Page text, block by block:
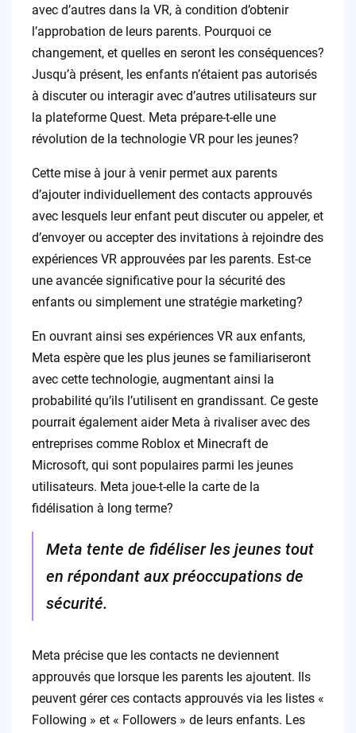
avec d’autres dans la VR, à condition d’obtenir
l’approbation de leurs parents. Pourquoi ce
changement, et quelles en seront les conséquences?
Jusqu’à présent, les enfants n’étaient pas autorisés
à discuter ou interagir avec d’autres utilisateurs sur
la plateforme Quest. Meta prépare-t-elle une
révolution de la technologie VR pour les jeunes?
Cette mise à jour à venir permet aux parents
d’ajouter individuellement des contacts approuvés
avec lesquels leur enfant peut discuter ou appeler, et
d’envoyer ou accepter des invitations à rejoindre des
expériences VR approuvées par les parents. Est-ce
une avancée significative pour la sécurité des
enfants ou simplement une stratégie marketing?
En ouvrant ainsi ses expériences VR aux enfants,
Meta espère que les plus jeunes se familiariseront
avec cette technologie, augmentant ainsi la
probabilité qu’ils l’utilisent en grandissant. Ce geste
pourrait également aider Meta à rivaliser avec des
entreprises comme Roblox et Minecraft de
Microsoft, qui sont populaires parmi les jeunes
utilisateurs. Meta joue-t-elle la carte de la
fidélisation à long terme?
Meta tente de fidéliser les jeunes tout
en répondant aux préoccupations de
sécurité.
Meta précise que les contacts ne deviennent
approuvés que lorsque les parents les ajoutent. Ils
peuvent gérer ces contacts approuvés via les listes «
Following » et « Followers » de leurs enfants. Les